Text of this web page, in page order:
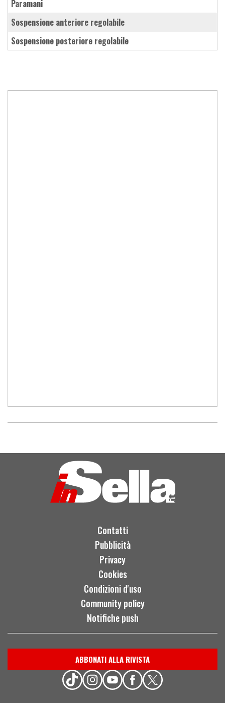
paramani
sospensione anteriore regolabile
sospensione posteriore regolabile
Contatti
Pubblicità
Privacy
Cookies
Condizioni d'uso
Community policy
Notifiche push
ABBONATI ALLA RIVISTA